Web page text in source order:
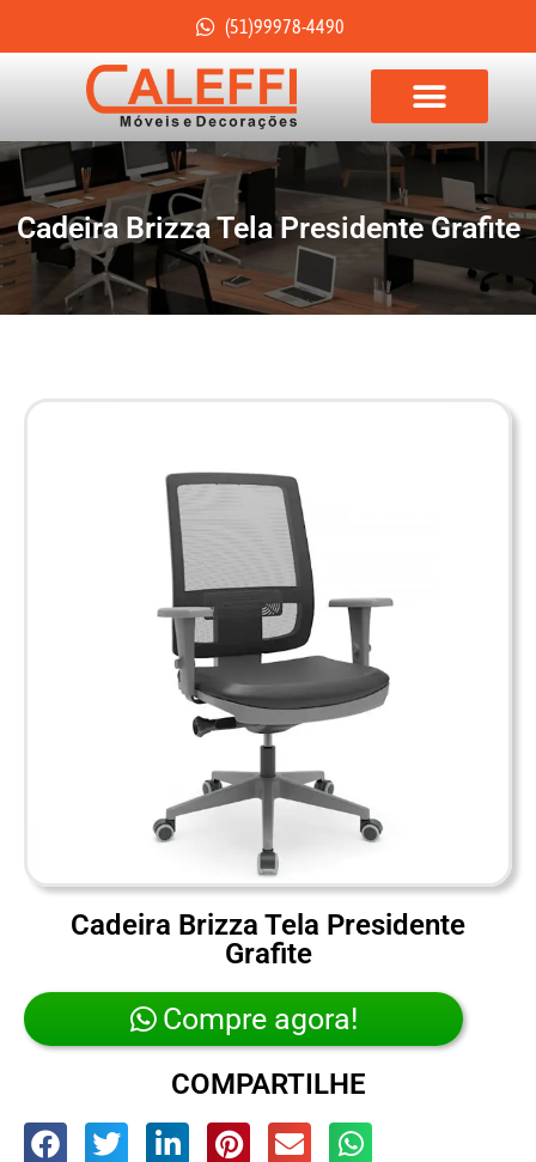
(51)99978-4490
Cadeira Brizza Tela Presidente Grafite
Cadeira Brizza Tela Presidente
Grafite
Compre agora!
COMPARTILHE